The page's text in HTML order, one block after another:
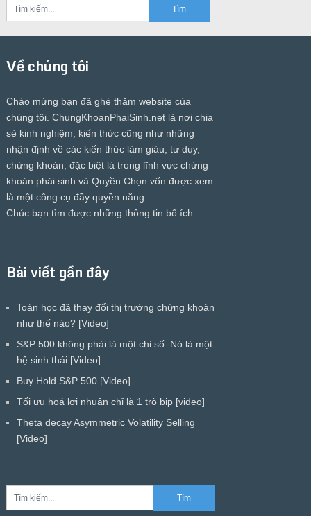
Về chúng tôi
Chào mừng bạn đã ghé thăm website của
chúng tôi. ChungKhoanPhaiSinh.netlà nơi chia
sẻ kinh nghiệm, kiến thức cũng như những
nhận định về các kiến thức làm giàu, tư duy,
chứng khoán, đặc biệt là trong lĩnh vực chứng
khoán phái sinh và Quyền Chọn vốn được xem
là một công cụ đầy quyền năng.
Chúc bạn tìm được những thông tin bổ ích.
Bài viết gần đây
Toán học đã thay đổi thị trường chứng khoán
như thế nào? [Video]
S&P 500 không phải là một chỉ số. Nó là một
hệ sinh thái [Video]
Buy Hold S&P 500 [Video]
Tối ưu hoá lợi nhuận chỉ là 1 trò bịp [video]
Theta decay Asymmetric Volatility Selling
[Video]